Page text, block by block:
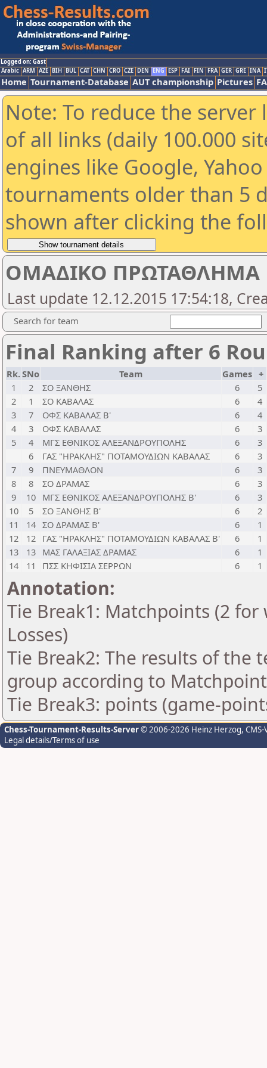
Logged on: Gast
Arabic ARM AZE BIH BUL CAT CHN CRO CZE DEN ENG ESP FAI FIN FRA GER GRE INA
Home Tournament-Database AUT championship Pictures
Note: To reduce the
of all links (daily 100.000
engines like Google,
tournaments older than 5
shown after clicking the
ΟΜΑΔΙΚΟ ΠΡΩΤΑΘΛΗΜΑ
Last update 12.12.2015 17:54:18,
Search for team
Final Ranking after 6
Rk.SNo Team Games +
1
2 ΣΟ ΞΑΝΘΗΣ 6
5
2
1 ΣΟ ΚΑΒΑΛΑΣ 6
4
3
7 ΟΦΣ ΚΑΒΑΛΑΣ Β' 6
4
4
3 ΟΦΣ ΚΑΒΑΛΑΣ 6
3
5
4 ΜΓΣ ΕΘΝΙΚΟΣ ΑΛΕΞΑΝΔΡΟΥΠΟΛΗΣ 6
3
6
ΓΑΣ "ΗΡΑΚΛΗΣ" ΠΟΤΑΜΟΥΔΙΩΝ ΚΑΒΑΛΑΣ 6
3
7
9 ΠΝΕΥΜΑΘΛΟΝ 6
3
8
8 ΣΟ ΔΡΑΜΑΣ 6
3
9
10 ΜΓΣ ΕΘΝΙΚΟΣ ΑΛΕΞΑΝΔΡΟΥΠΟΛΗΣ Β' 6
3
10
5 ΣΟ ΞΑΝΘΗΣ Β' 6
2
11
14 ΣΟ ΔΡΑΜΑΣ Β' 6
1
12
12 ΓΑΣ "ΗΡΑΚΛΗΣ" ΠΟΤΑΜΟΥΔΙΩΝ ΚΑΒΑΛΑΣ Β' 6
1
13
13 ΜΑΣ ΓΑΛΑΞΙΑΣ ΔΡΑΜΑΣ 6
1
14
11 ΠΣΣ ΚΗΦΙΣΙΑ ΣΕΡΡΩΝ 6 1
Annotation:
Tie Break1: Matchpoints (2
Losses)
Tie Break2: The results of the
group according to
Tie Break3: points (game-
Chess-Tournament-Results-Server© 2006-2026 Heinz Herzog,
Legal details/Terms of use